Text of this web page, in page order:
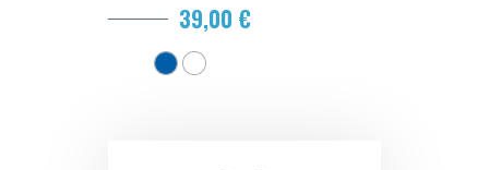
39,00 €